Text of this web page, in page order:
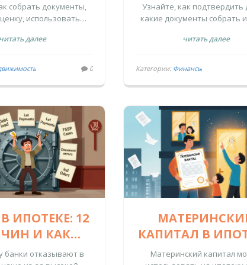
ДО СДЕЛКИ
собрать документы,
использовать
покупке квартиры.
читать далее
0
СНИЗИТЬ
Узнайте, как подтвердить
какие документы собрать
предпринимателям.
читать далее
Категории: Финансы
ИПОТЕКЕ: 12
И КАК
ШАНСЫ
банки отказывают в
КАПИТАЛ В
КАК
Материнский капитал